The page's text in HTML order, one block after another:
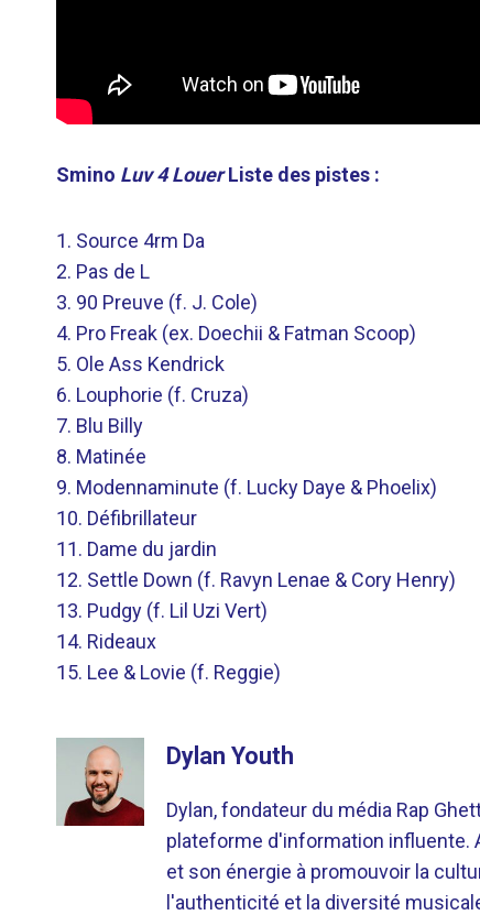
Smino Luv 4 LouerListe des pistes :
1. Source 4rm Da
2. Pas de L
3. 90 Preuve (f. J. Cole)
4. Pro Freak (ex. Doechii & Fatman Scoop)
5. Ole Ass Kendrick
6. Louphorie (f. Cruza)
7. Blu Billy
8. Matinée
9. Modennaminute (f. Lucky Daye & Phoelix)
10. Défibrillateur
11. Dame du jardin
12. Settle Down (f. Ravyn Lenae & Cory Henry)
13. Pudgy (f. Lil Uzi Vert)
14. Rideaux
15. Lee & Lovie (f. Reggie)
Dylan Youth
Dylan, fondateur du média Rap
plateforme d'information influente.
et son énergie à promouvoir la
l'authenticité et la diversité